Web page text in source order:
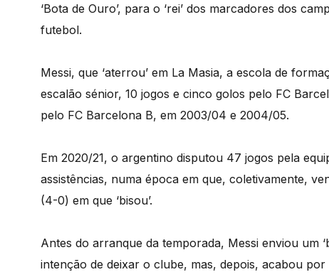
‘Bota de Ouro’, para o ‘rei’ dos marcadores dos
futebol.
Messi, que ‘aterrou’ em La Masia, a escola de
escalão sénior, 10 jogos e cinco golos pelo FC
pelo FC Barcelona B, em 2003/04 e 2004/05.
Em 2020/21, o argentino disputou 47 jogos pela
assistências, numa época em que, coletivamente,
(4-0) em que ‘bisou’.
Antes do arranque da temporada, Messi enviou um
intenção de deixar o clube, mas, depois, acabou